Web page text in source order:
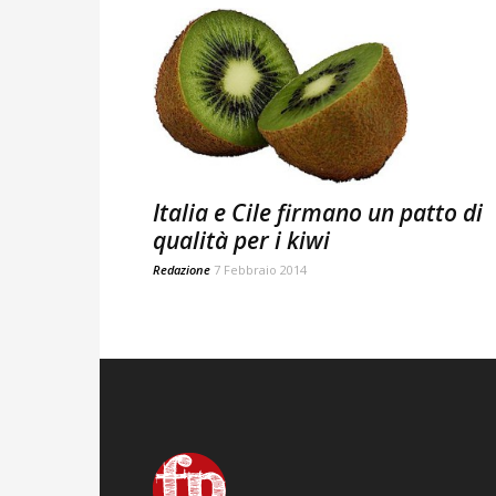
Italia e Cile firmano un patto di
qualità per i kiwi
Redazione 7 Febbraio 2014